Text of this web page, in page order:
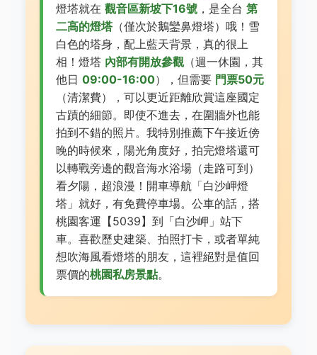
燈塔就在 觀音區新坡下16號 ，是全台 第
二高的燈塔（僅次於鵝鑾鼻燈塔）哦！雪
白色的塔身，配上藍天背景，真的很上
相！燈塔 內部有開放參觀（週一休園，其
他日 09:00-16:00），但需要 門票50元
（清潔費），可以更近距離欣賞這座國定
古蹟的細節。即使不進去，在圍牆外也能
拍到不錯的照片。我特別推薦下午接近傍
晚的時候來，陽光角度好，拍完燈塔還可
以轉戰旁邊的觀音海水浴場（走路可到）
看夕陽，超浪漫！開車導航「白沙岬燈
塔」就好，有免費停車場。公車的話，搭
桃園客運【5039】到「白沙岬」站下
車。喜歡歷史建築、拍照打卡，或者單純
想吹海風看燈塔的朋友，這裡絕對是值回
票價的桃園私房景點。